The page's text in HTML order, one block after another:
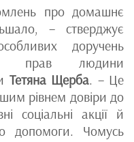
про домашнє
– стверджує
доручень
прав людини
Тетяна Щерба. – Це
рівнем довіри до
соціальні акції й
допомоги. Чомусь